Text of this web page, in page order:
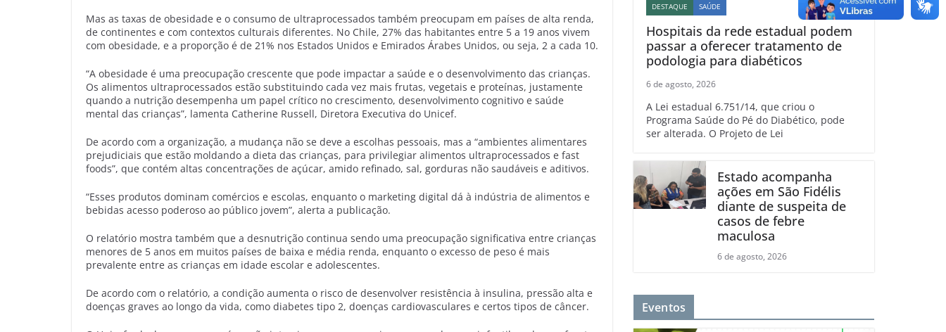
Mas as taxas de obesidade e o consumo de ultraprocessados também preocupam em países de alta renda,
de continentes e com contextos culturais diferentes. No Chile, 27% das habitantes entre 5 a 19 anos vivem
com obesidade, e a proporção é de 21% nos Estados Unidos e Emirados Árabes Unidos, ou seja, 2 a cada 10.
“A obesidade é uma preocupação crescente que pode impactar a saúde e o desenvolvimento das crianças.
Os alimentos ultraprocessados estão substituindo cada vez mais frutas, vegetais e proteínas, justamente
quando a nutrição desempenha um papel crítico no crescimento, desenvolvimento cognitivo e saúde
mental das crianças”, lamenta Catherine Russell, Diretora Executiva do Unicef.
De acordo com a organização, a mudança não se deve a escolhas pessoais, mas a “ambientes alimentares
prejudiciais que estão moldando a dieta das crianças, para privilegiar alimentos ultraprocessados e fast
foods”, que contém altas concentrações de açúcar, amido refinado, sal, gorduras não saudáveis e aditivos.
“Esses produtos dominam comércios e escolas, enquanto o marketing digital dá à indústria de alimentos e
bebidas acesso poderoso ao público jovem”, alerta a publicação.
O relatório mostra também que a desnutrição continua sendo uma preocupação significativa entre crianças
menores de 5 anos em muitos países de baixa e média renda, enquanto o excesso de peso é mais
prevalente entre as crianças em idade escolar e adolescentes.
De acordo com o relatório, a condição aumenta o risco de desenvolver resistência à insulina, pressão alta e
doenças graves ao longo da vida, como diabetes tipo 2, doenças cardiovasculares e certos tipos de câncer.
DESTAQUE SAÚDE
Hospitais da rede estadual podem
passar a oferecer tratamento de
podologia para diabéticos
6 de agosto, 2026
A Lei estadual 6.751/14, que criou o
Programa Saúde do Pé do Diabético, pode
ser alterada. O Projeto de Lei
Estado acompanha
ações em São Fidélis
diante de suspeita de
casos de febre
maculosa
6 de agosto, 2026
Eventos